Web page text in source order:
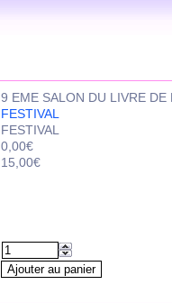
9 EME SALON DU LIVRE DE
FESTIVAL
FESTIVAL
0,00€
15,00€